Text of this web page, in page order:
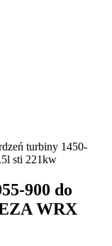
turbiny 1450-
sti 221kw
900 do
WRX